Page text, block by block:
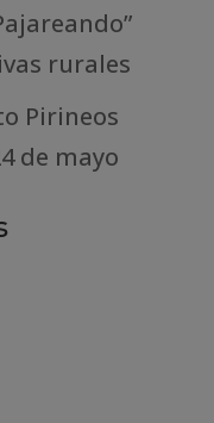
rurales
Pirineos
de mayo